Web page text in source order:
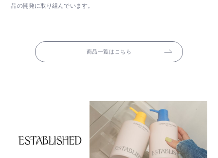
品の開発に取り組んでいます。
商品一覧はこちら